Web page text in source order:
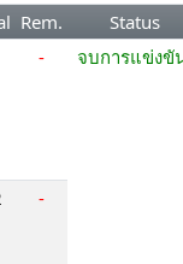
Rem.
Status
- จบการแข่ง
-